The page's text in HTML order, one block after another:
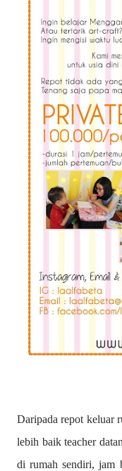
Daripada repot keluar
lebih baik teacher
di rumah sendiri, jam